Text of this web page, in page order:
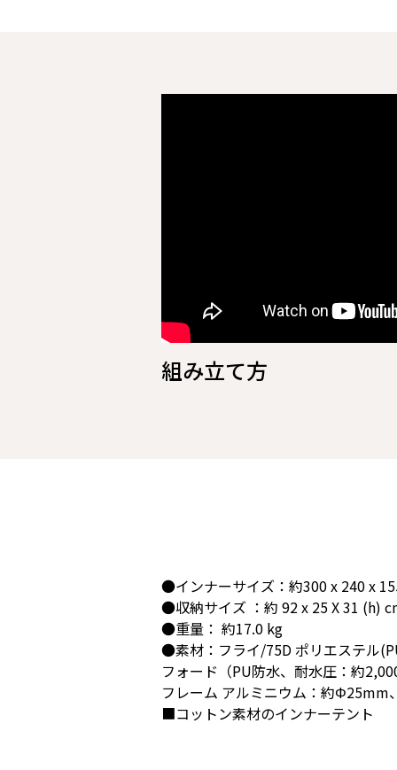
組み立て方
●インナーサイズ：約300 x 240 x
●収納サイズ ：約 92 x 25 X 31 (h)
●重量： 約17.0 kg
●素材：フライ/75D ポリエステル
フォード（PU防水、耐水圧：約
フレーム アルミニウム：約
■コットン素材のインナーテント